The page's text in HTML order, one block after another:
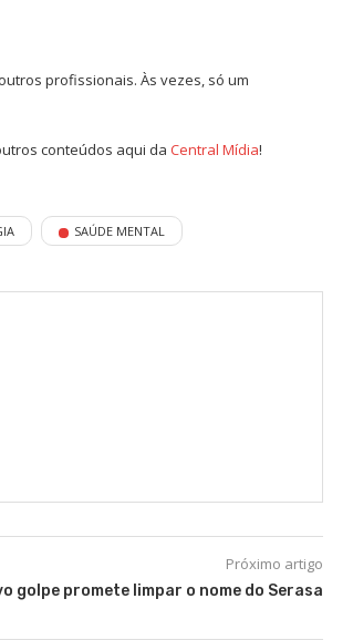
profissionais. Às vezes, só um
conteúdos aqui da Central Mídia!
SAÚDE MENTAL
Próximo artigo
golpe promete limpar o nome do Serasa